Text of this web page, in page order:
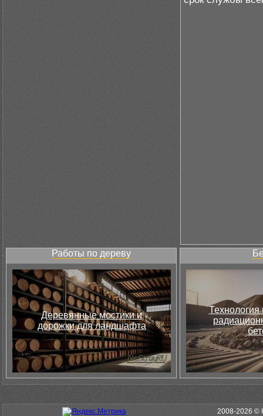
Работы по дереву
Деревянные мостики и
дорожки для ландшафта
Технология
2008-2026 ©